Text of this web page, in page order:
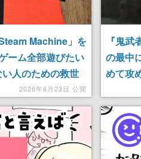
Machine」を
ーム全部遊びたい
人のための救世
もいい感じだし、
2026年6月23日 公開
『鬼
の最中
めて攻